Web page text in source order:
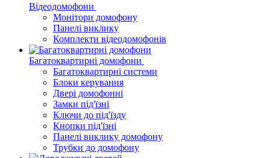
Відеодомофони
Монітори домофону
Панелі виклику
Комплекти відеодомофонів
Багатоквартирні домофони
Багатоквартирні системи
Блоки керування
Двері домофонні
Замки під'їзні
Ключи до під'їзду
Кнопки під'їзні
Панелі виклику домофону
Трубки до домофону